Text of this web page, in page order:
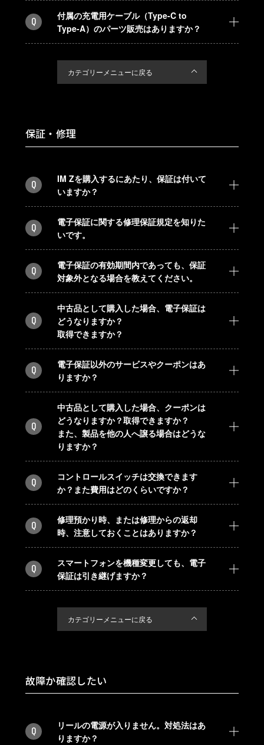
Q
付属の充電用ケーブル（Type-C to
Type-A）のパーツ販売はありますか？
カテゴリーメニューに戻る
保証・修理
Q
IM Zを購入するにあたり、保証は付いて
いますか？
Q
電子保証に関する修理保証規定を知りた
いです。
Q
電子保証の有効期間内であっても、保証
対象外となる場合を教えてください。
Q
中古品として購入した場合、電子保証は
どうなりますか？
取得できますか？
Q
電子保証以外のサービスやクーポンはあ
りますか？
Q
中古品として購入した場合、クーポンは
どうなりますか？取得できますか？
また、製品を他の人へ譲る場合はどうな
りますか？
Q
コントロールスイッチは交換できます
か？また費用はどのくらいですか？
Q
修理預かり時、または修理からの返却
時、注意しておくことはありますか？
Q
スマートフォンを機種変更しても、電子
保証は引き継げますか？
カテゴリーメニューに戻る
故障か確認したい
Q
リールの電源が入りません。対処法はあ
りますか？